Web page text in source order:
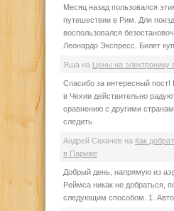
Месяц назад пользовался
путешествии в Рим. Для
воспользовался
Леонардо Экспресс. Билет
Яша на Цены на электронику
Спасибо за интересный пост!
в Чехии действительно
сравнению с другими
следить
Андрей Секачев на Как
в Париже
Добрый день, напрямую из
Реймса никак не добраться,
следующим способом. 1.